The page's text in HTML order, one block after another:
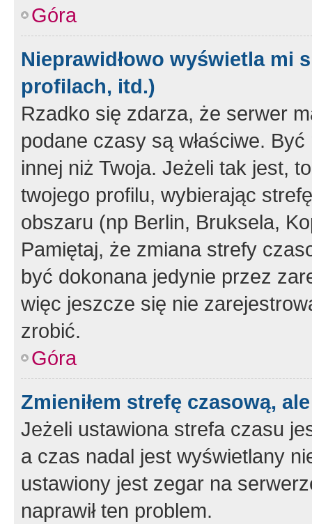
Góra
Nieprawidłowo wyświetla mi
profilach, itd.)
Rzadko się zdarza, że serwer
podane czasy są właściwe.
innej niż Twoja. Jeżeli tak jest,
twojego profilu, wybierając
obszaru (np Berlin, Bruksela,
Pamiętaj, że zmiana strefy
być dokonana jedynie przez
więc jeszcze się nie
zrobić.
Góra
Zmieniłem strefę czasową,
Jeżeli ustawiona strefa czasu
a czas nadal jest wyświetlany
ustawiony jest zegar na
naprawił ten problem.